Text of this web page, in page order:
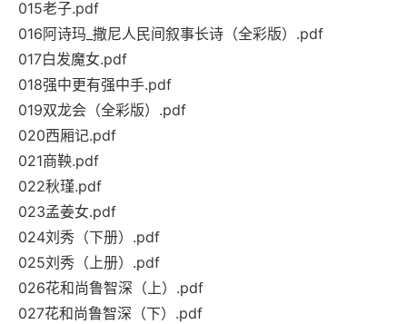
015老子.pdf
016阿诗玛_撒尼人民间叙事长诗（全彩版）.pdf
017白发魔女.pdf
018强中更有强中手.pdf
019双龙会（全彩版）.pdf
020西厢记.pdf
021商鞅.pdf
022秋瑾.pdf
023孟姜女.pdf
024刘秀（下册）.pdf
025刘秀（上册）.pdf
026花和尚鲁智深（上）.pdf
027花和尚鲁智深（下）.pdf